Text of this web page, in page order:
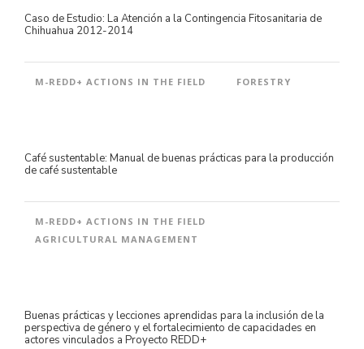
Caso de Estudio: La Atención a la Contingencia Fitosanitaria de
Chihuahua 2012-2014
M-REDD+ ACTIONS IN THE FIELD FORESTRY
Café sustentable: Manual de buenas prácticas para la producción
de café sustentable
M-REDD+ ACTIONS IN THE FIELD
AGRICULTURAL MANAGEMENT
Buenas prácticas y lecciones aprendidas para la inclusión de la
perspectiva de género y el fortalecimiento de capacidades en
actores vinculados a Proyecto REDD+